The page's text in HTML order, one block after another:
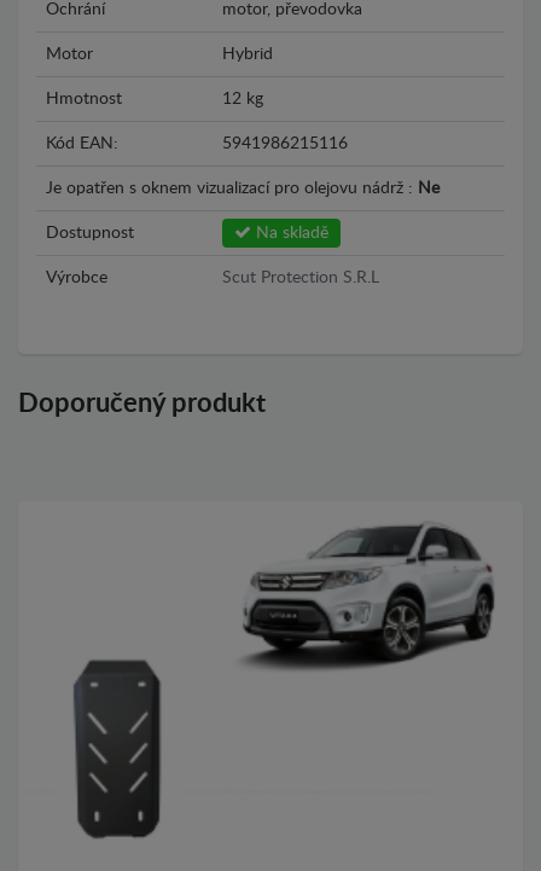
Ochrání motor, převodovka
Motor Hybrid
Hmotnost 12 kg
Kód EAN: 5941986215116
Je opatřen s oknem vizualizací pro olejovu nádrž : Ne
Dostupnost Na skladě
Výrobce Scut Protection S.R.L
Doporučený produkt